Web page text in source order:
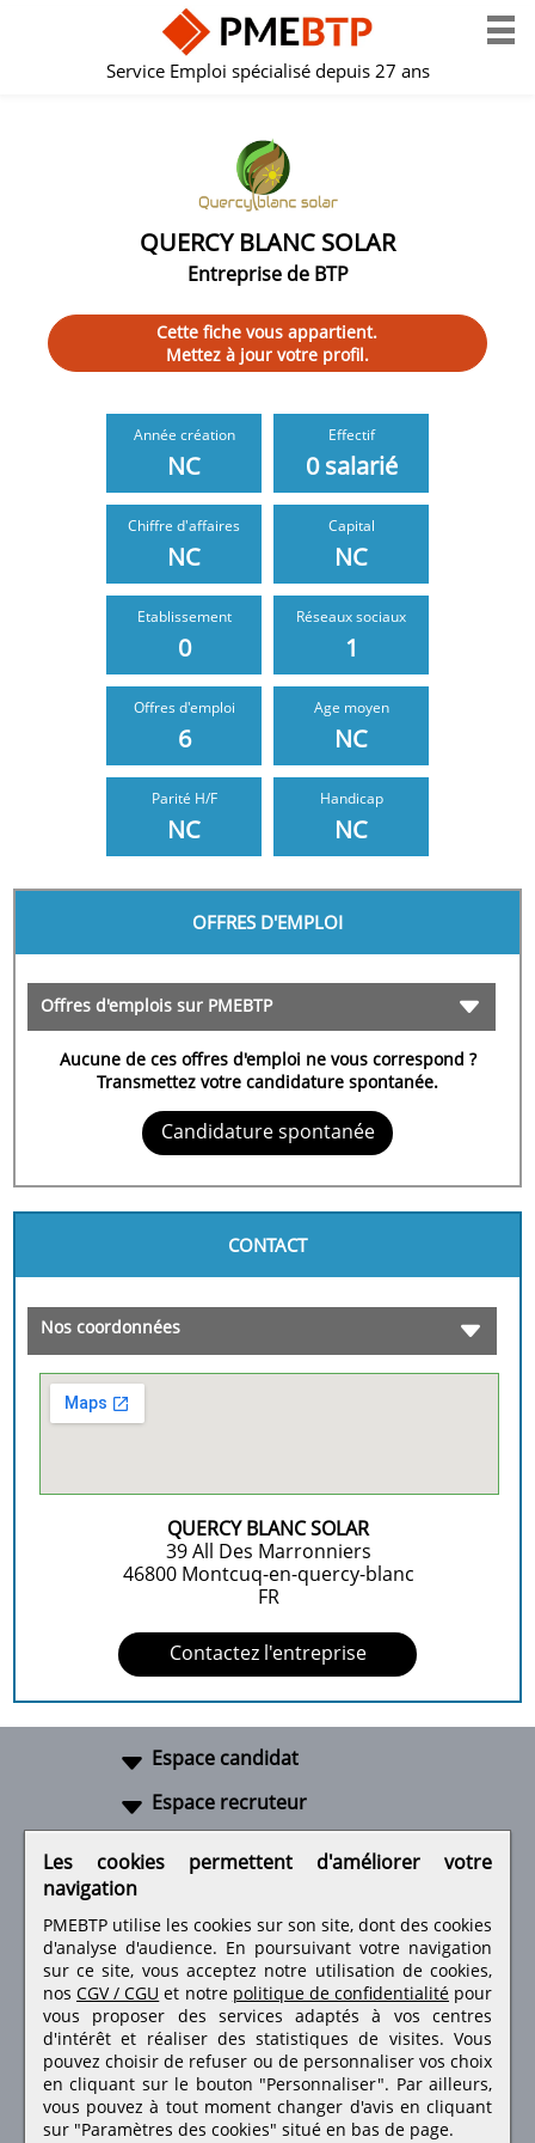
Service Emploi spécialisé depuis 27 ans
QUERCY BLANC SOLAR
Entreprise de BTP
Cette fiche vous appartient.
Mettez à jour votre profil.
Année création
NC
Effectif
0 salarié
Chiffre d'affaires
NC
Capital
NC
Etablissement
0
Réseaux sociaux
1
Offres d'emploi
6
Age moyen
NC
NC NC
OFFRES D'EMPLOI
Offres d'emplois sur PMEBTP
Aucune de ces offres d'emploi ne vous correspond ?
Transmettez votre candidature spontanée.
Candidature spontanée
CONTACT
Nos coordonnées
QUERCY BLANC SOLAR
39 All Des Marronniers
46800 Montcuq-en-quercy-blanc
FR
Contactez l'entreprise
Espace candidat
Espace recruteur
Retrouvez-nous sur les réseaux sociaux
Les cookies permettent d'améliorer votre
navigation
PMEBTP utilise les cookies sur son site, dont des cookies
d'analyse d'audience. En poursuivant votre navigation
sur ce site, vous acceptez notre utilisation de cookies,
nos CGV / CGU et notre politique de confidentialité pour
vous proposer des services adaptés à vos centres
d'intérêt et réaliser des statistiques de visites.Vous
pouvez choisir de refuser ou de personnaliser vos choix
en cliquant sur le bouton "Personnaliser". Par ailleurs,
vous pouvez à tout moment changer d'avis en cliquant
sur "Paramètres des cookies" situé en bas de page.